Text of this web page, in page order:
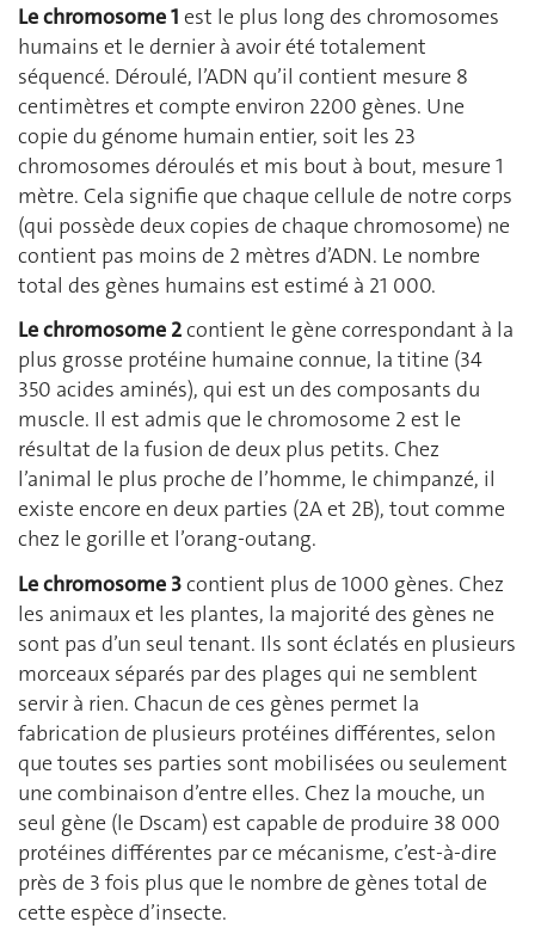
Le chromosome 1 est le plus long des chromosomes
humains et le dernier à avoir été totalement
séquencé. Déroulé, l’ADN qu’il contient mesure 8
centimètres et compte environ 2200 gènes. Une
copie du génome humain entier, soit les 23
chromosomes déroulés et mis bout à bout, mesure 1
mètre. Cela signifie que chaque cellule de notre corps
(qui possède deux copies de chaque chromosome) ne
contient pas moins de 2 mètres d’ADN. Le nombre
total des gènes humains est estimé à 21 000.
Le chromosome 2contient le gène correspondant à la
plus grosse protéine humaine connue, la titine (34
350 acides aminés), qui est un des composants du
muscle. Il est admis que le chromosome 2 est le
résultat de la fusion de deux plus petits. Chez
l’animal le plus proche de l’homme, le chimpanzé, il
existe encore en deux parties (2A et 2B), tout comme
chez le gorille et l’orang-outang.
Le chromosome 3contient plus de 1000 gènes. Chez
les animaux et les plantes, la majorité des gènes ne
sont pas d’un seul tenant. Ils sont éclatés en plusieurs
morceaux séparés par des plages qui ne semblent
servir à rien. Chacun de ces gènes permet la
fabrication de plusieurs protéines différentes, selon
que toutes ses parties sont mobilisées ou seulement
une combinaison d’entre elles. Chez la mouche, un
seul gène (le Dscam) est capable de produire 38 000
protéines différentes par ce mécanisme, c’est-à-dire
près de 3 fois plus que le nombre de gènes total de
cette espèce d’insecte.